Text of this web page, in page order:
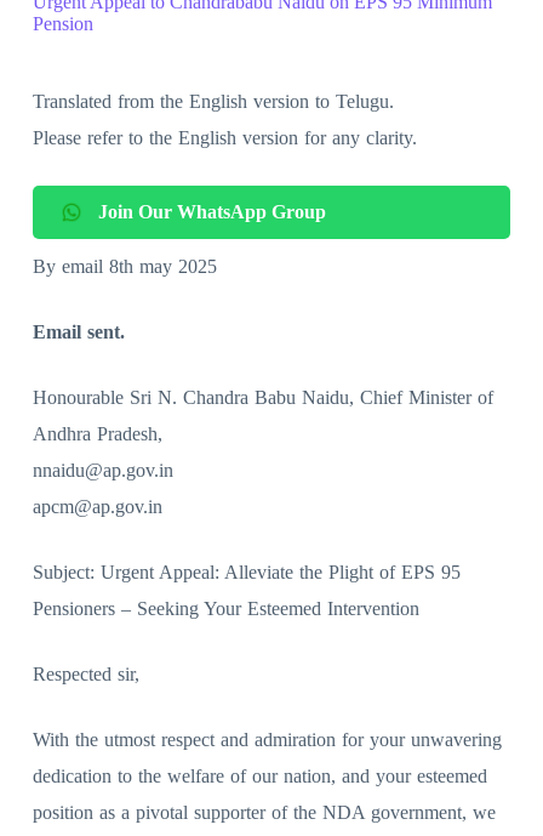
Pension
Translated from the English version to Telugu.
Please refer to the English version for any clarity.
Join Our WhatsApp Group
By email 8th may 2025
Email sent.
Honourable Sri N. Chandra Babu Naidu, Chief Minister of
Andhra Pradesh,
nnaidu@ap.gov.in
apcm@ap.gov.in
Subject: Urgent Appeal: Alleviate the Plight of EPS 95
Pensioners – Seeking Your Esteemed Intervention
Respected sir,
With the utmost respect and admiration for your unwavering
dedication to the welfare of our nation, and your esteemed
position as a pivotal supporter of the NDA government, we